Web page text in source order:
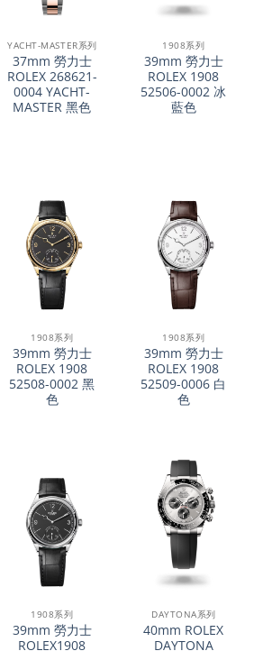
YACHT-MASTER系列
37mm 勞力士
ROLEX 268621-
0004 YACHT-
MASTER 黑色
1908系列
39mm 勞力士
ROLEX 1908
52506-0002 冰
藍色
1908系列
39mm 勞力士
ROLEX 1908
52508-0002 黑
色
1908系列
39mm 勞力士
ROLEX 1908
52509-0006 白
色
1908系列
39mm 勞力士
ROLEX1908
DAYTONA系列
40mm ROLEX
DAYTONA